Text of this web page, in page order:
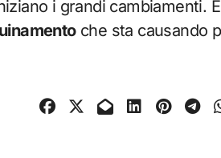
i grandi cambiamenti.
che sta causando